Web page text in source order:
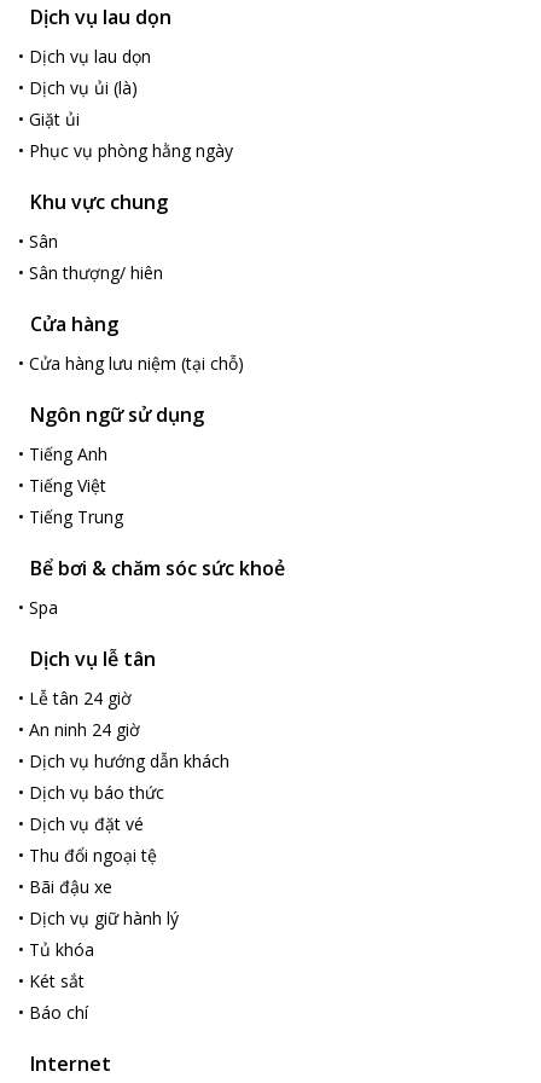
Dịch vụ lau dọn
• Dịch vụ lau dọn
• Dịch vụ ủi (là)
• Giặt ủi
• Phục vụ phòng hằng ngày
Khu vực chung
• Sân
• Sân thượng/ hiên
Cửa hàng
• Cửa hàng lưu niệm (tại chỗ)
Ngôn ngữ sử dụng
• Tiếng Anh
• Tiếng Việt
• Tiếng Trung
Bể bơi & chăm sóc sức khoẻ
• Spa
Dịch vụ lễ tân
• Lễ tân 24 giờ
• An ninh 24 giờ
• Dịch vụ hướng dẫn khách
• Dịch vụ báo thức
• Dịch vụ đặt vé
• Thu đổi ngoại tệ
• Bãi đậu xe
• Dịch vụ giữ hành lý
• Tủ khóa
• Két sắt
• Báo chí
Internet